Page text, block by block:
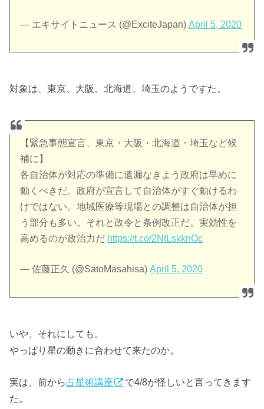
— エキサイトニュース (@ExciteJapan)April 5, 2020
対象は、東京、大阪、北海道、埼玉のようですた。
【緊急事態宣言、東京・大阪・北海道・埼玉など候
補に】
各自治体が対応の準備に遺漏なきよう政府は早めに
動くべきだ。政府が宣言して自治体がすぐ動けるわ
けではない。地域医療等現場との調整は自治体が担
う部分も多い。それと政令と条例改正だ。実効性を
高めるのが政治力だ https://t.co/2NtLskknOc
— 佐藤正久 (@SatoMasahisa)April 5, 2020
いや、それにしても。
やっぱり星の動きに合わせて来たのか。
実は、前から占星術講座
で4/8が怪しいと言ってきます
た。